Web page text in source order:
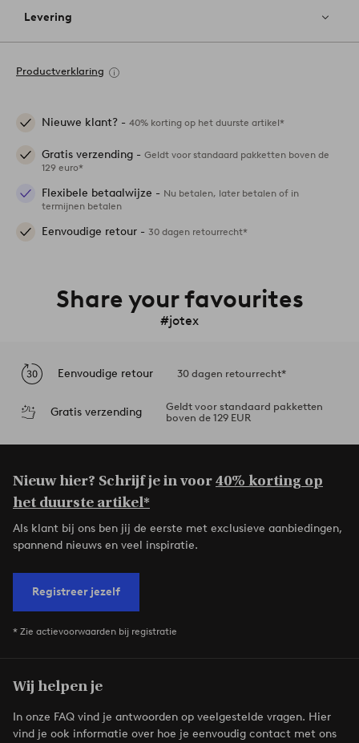
Levering
Productverklaring
Nieuwe klant? - 40% korting op het duurste artikel*
Gratis verzending - Geldt voor standaard pakketten boven de
129 euro*
Flexibele betaalwijze - Nu betalen, later betalen of in
termijnen betalen
Eenvoudige retour - 30 dagen retourrecht*
Share your favourites
#jotex
Eenvoudige retour 30 dagen retourrecht*
Gratis verzending
Geldt voor standaard pakketten
boven de 129 EUR
Nieuw hier? Schrijf je in voor40% korting op
het duurste artikel*
Als klant bij ons ben jij de eerste met exclusieve aanbiedingen,
spannend nieuws en veel inspiratie.
Registreer jezelf
* Zie actievoorwaarden bij registratie
Wij helpen je
In onze FAQ vind je antwoorden op veelgestelde vragen. Hier
vind je ook informatie over hoe je eenvoudig contact met ons